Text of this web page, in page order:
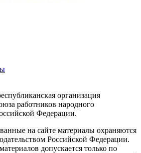
организация
работников народного
Федерации.
на сайте материалы охраняются
Российской Федерации.
допускается только по